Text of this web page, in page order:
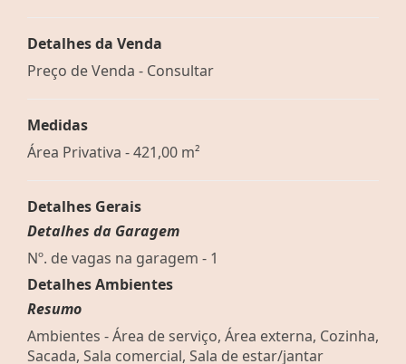
Detalhes da Venda
Preço de Venda - Consultar
Medidas
Área Privativa - 421,00 m²
Detalhes Gerais
Detalhes da Garagem
Nº. de vagas na garagem - 1
Detalhes Ambientes
Resumo
Ambientes - Área de serviço, Área externa, Cozinha,
Sacada, Sala comercial, Sala de estar/jantar